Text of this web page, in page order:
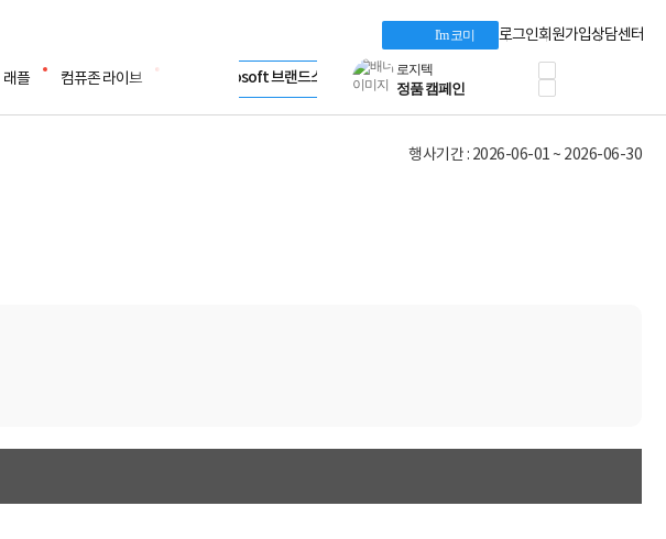
I'm 코미 로그인회원가입상담센터
래플 컴퓨존 라이브 LG gram & 브랜드스토어
Microsoft 브랜드스토어
AMD 브랜드스토어
Dell 구매 찬스
프로 에센셜
타협 없는 게이밍
HP OMEN
로지텍
삼성 키보드&마우스
적립금 3% 페이백
행사기간 : 2026-06-01 ~ 2026-06-30